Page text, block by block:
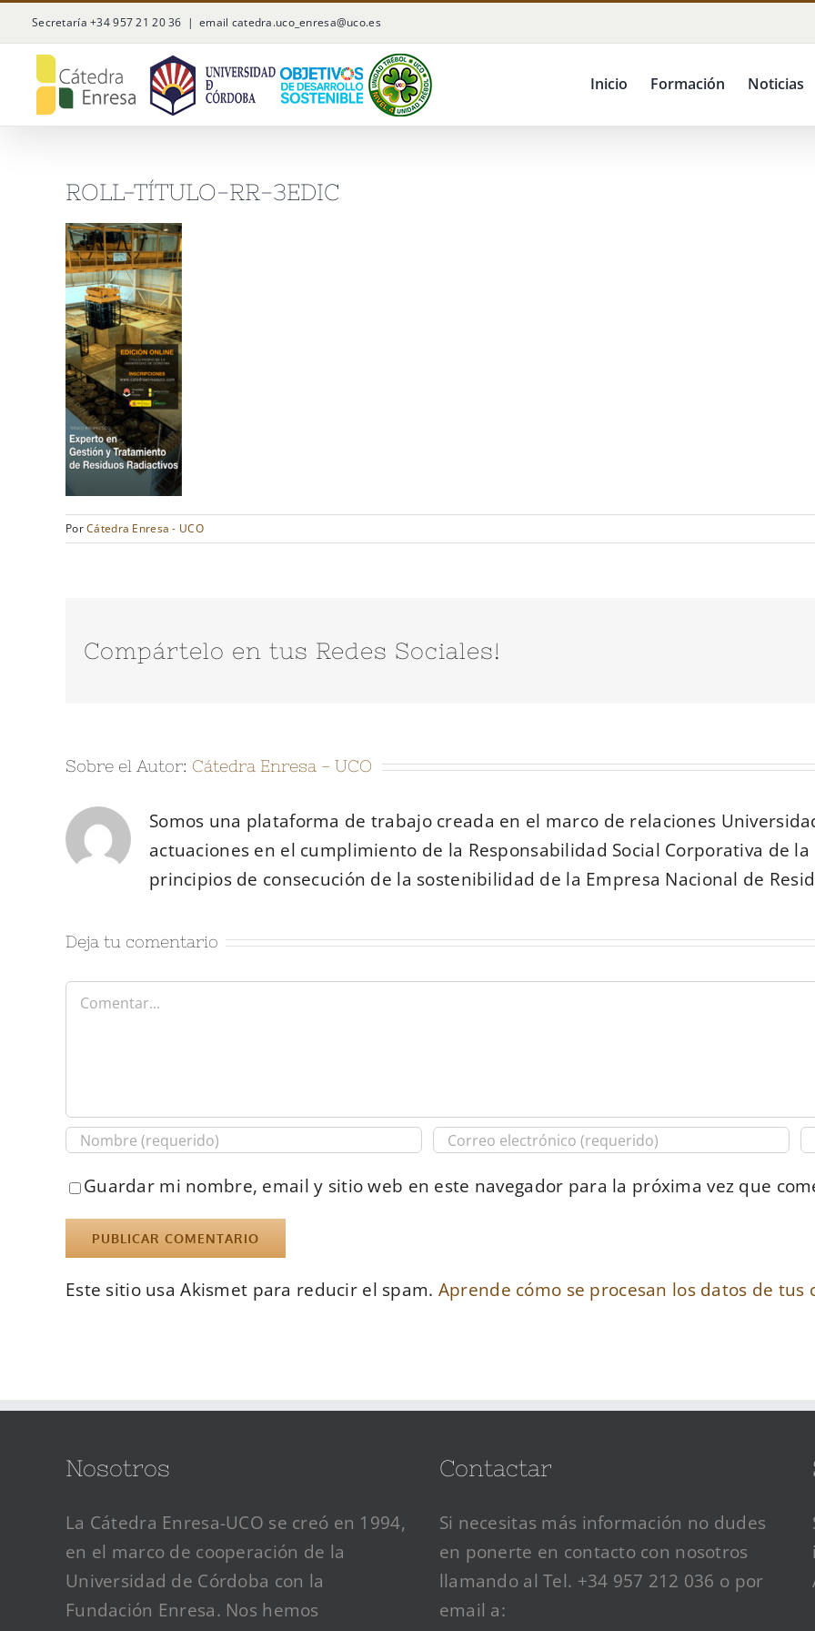
Saltar
al
contenido
Secretaría +34 957 21 20 36 | email catedra.uco_enresa@uco.es
Inicio Formación Noticias
ROLL-TÍTULO-RR-3EDIC
PorCátedra Enresa - UCO
Compártelo en tus Redes Sociales!
Sobre el Autor: Cátedra Enresa - UCO
Somos una plataforma de trabajo creada en el marco de relaciones
actuaciones en el cumplimiento de la Responsabilidad Social Corporativa de
principios de consecución de la sostenibilidad de la Empresa Nacional de
Deja tu comentario
Comentar
Guardar mi nombre, email y sitio web en este navegador para la próxima vez que
Este sitio usa Akismet para reducir el spam. Aprende cómo se procesan los datos de tus
Nosotros
La Cátedra Enresa-UCO se creó en 1994,
en el marco de cooperación de la
Universidad de Córdoba con la
Fundación Enresa. Nos hemos
Contactar
Si necesitas más información no dudes
en ponerte en contacto con nosotros
llamando al Tel. +34 957 212 036 o por
email a: